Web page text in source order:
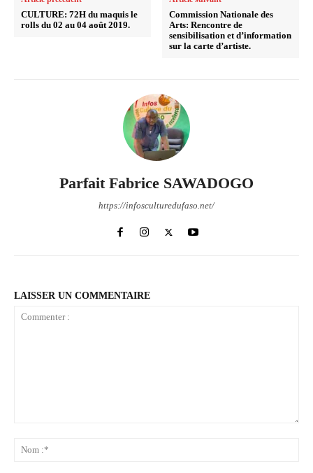
CULTURE: 72H du maquis le
rolls du 02 au 04 août 2019.
Commission Nationale des
Arts: Rencontre de
sensibilisation et d’information
sur la carte d’artiste.
Parfait Fabrice SAWADOGO
https://infosculturedufaso.net/
LAISSER UN COMMENTAIRE